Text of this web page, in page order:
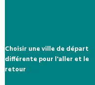
Choisir une ville de départ
différente pour l'aller et le
retour